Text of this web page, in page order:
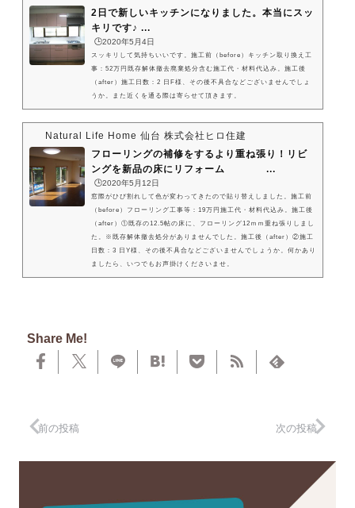
2日で新しいキッチンになりました。本当にスッ
キリです♪ ...
🕒️2020年5月4日
スッキリして気持ちいいです。施工前（before）キッチン取り換え工
事：52万円既存解体撤去廃棄処分含む施工代・材料代込み。施工後
（after）施工日数：2 日F様、その後不具合などございませんでしょ
うか。また近くを通る際は寄らせて頂きます。
Natural Life Home 仙台 株式会社ヒロ住建
フローリングの補修をするより重ね張り！リビ
ングを新品の床にリフォーム ...
🕒️2020年5月12日
窓際がひび割れして色が変わってきたので貼り替えしました。施工前
（before）フローリング工事等：19万円施工代・材料代込み。施工後
（after）①既存の12.5帖の床に、フローリング12ｍｍ重ね張りしまし
た。※既存解体撤去処分がありませんでした。施工後（after）②施工
日数：3 日Y様、その後不具合などございませんでしょうか。何かあり
ましたら、いつでもお声掛けくださいませ。
Share Me!
前の投稿 次の投稿